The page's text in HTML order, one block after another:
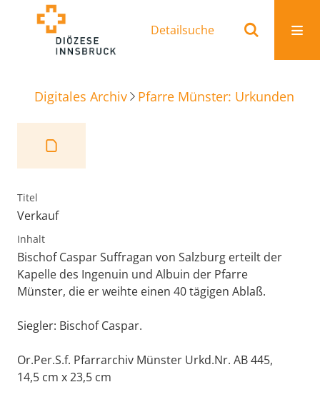
Detailsuche
Digitales Archiv Pfarre Münster: Urkunden
Titel
Verkauf
Inhalt
Bischof Caspar Suffragan von Salzburg erteilt der
Kapelle des Ingenuin und Albuin der Pfarre
Münster, die er weihte einen 40 tägigen Ablaß.
Siegler: Bischof Caspar.
Or.Per.S.f. Pfarrarchiv Münster Urkd.Nr. AB 445,
14,5 cm x 23,5 cm